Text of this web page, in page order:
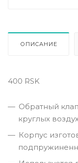
ОПИСАНИЕ
400 RSK
Обратный
круглых
Корпус